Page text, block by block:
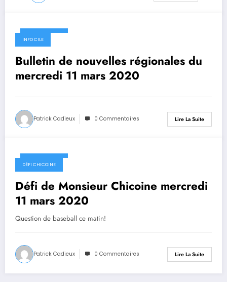
11 mars 2020
INFO CILE
Bulletin de nouvelles régionales du
mercredi 11 mars 2020
Patrick Cadieux 0 Commentaires Lire La Suite
11 mars 2020
DÉFI CHICOINE
Défi de Monsieur Chicoine mercredi
11 mars 2020
Question de baseball ce matin!
Patrick Cadieux 0 Commentaires Lire La Suite